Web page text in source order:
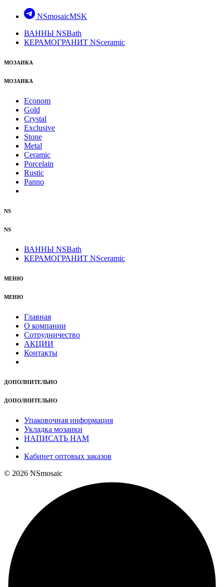
NSmosaicMSK
ВАННЫ NSBath
КЕРАМОГРАНИТ NSceramic
МОЗАИКА
МОЗАИКА
Econom
Gold
Crystal
Exclusive
Stone
Metal
Ceramic
Porcelain
Rustic
Panno
NS
NS
ВАННЫ NSBath
КЕРАМОГРАНИТ NSceramic
МЕНЮ
МЕНЮ
Главная
О компании
Сотрудничество
АКЦИИ
Контакты
ДОПОЛНИТЕЛЬНО
ДОПОЛНИТЕЛЬНО
Упаковочная информация
Укладка мозаики
НАПИСАТЬ НАМ
Кабинет оптовых заказов
© 2026 NSmosaic